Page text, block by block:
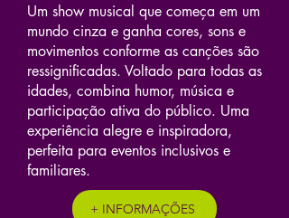
Um show musical que começa em um
mundo cinza e ganha cores, sons e
movimentos conforme as canções são
ressignificadas. Voltado para todas as
idades, combina humor, música e
participação ativa do público. Uma
experiência alegre e inspiradora,
perfeita para eventos inclusivos e
familiares.
+ INFORMAÇÕES